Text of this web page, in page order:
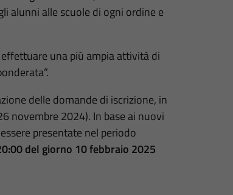
alunni alle scuole di ogni ordine e
una più ampia attività di
delle domande di iscrizione, in
novembre 2024). In base ai nuovi
presentate nel periodo
del giorno 10 febbraio 2025